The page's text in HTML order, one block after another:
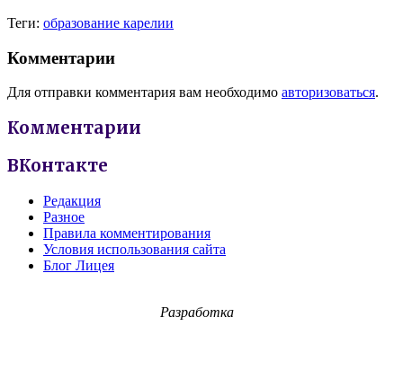
Теги: образование карелии
Комментарии
Для отправки комментария вам необходимо авторизоваться.
Комментарии
ВКонтакте
Редакция
Разное
Правила комментирования
Условия использования сайта
Блог Лицея
Разработка